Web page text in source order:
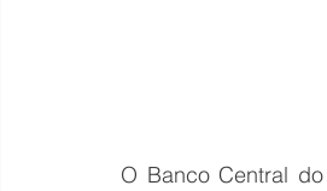
O Banco Central